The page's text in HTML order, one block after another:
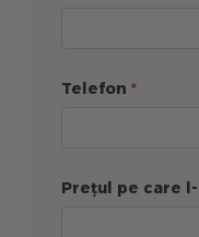
Telefon
Prețul pe care